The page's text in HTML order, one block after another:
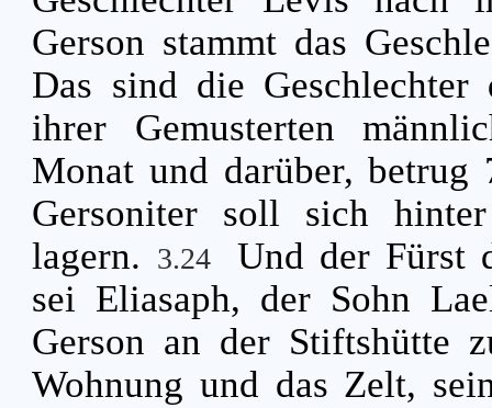
Gerson stammt das
Das sind die
ihrer Gemusterten
Monat und darüber,
Gersoniter soll sich
lagern. 3.24
Und der Fürst
sei Eliasaph, der Sohn
Gerson an der Stiftshütte
Wohnung und das Zelt,